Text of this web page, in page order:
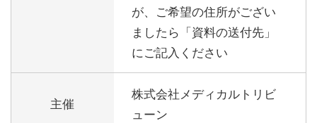
が、ご希望の住所がござい
ましたら「資料の送付先」
にご記入ください
主催
株式会社メディカルトリビ
ューン